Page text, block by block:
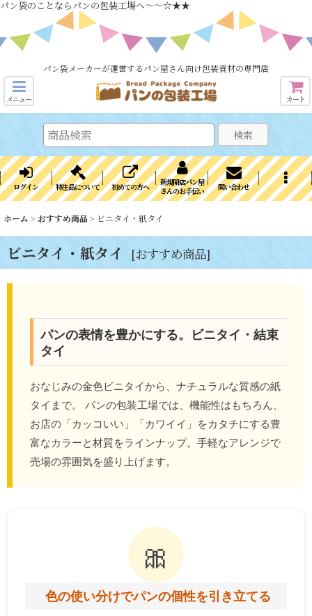
パン袋のことならパンの包装工場へ～～☆★★
パン袋メーカーが運営するパン屋さん向け包装資材の専門店
メニュー カート
検索
ログイン 特注品について 初めての方へ
新規開店パン屋
さんのお手伝い
問い合わせ
ホーム > おすすめ商品 > ビニタイ・紙タイ
ビニタイ・紙タイ [おすすめ商品]
パンの表情を豊かにする。ビニタイ・結束
タイ
おなじみの金色ビニタイから、ナチュラルな質感の紙
タイまで。 パンの包装工場では、機能性はもちろん、
お店の「カッコいい」「カワイイ」をカタチにする豊
富なカラーと材質をラインナップ。手軽なアレンジで
売場の雰囲気を盛り上げます。
🎀
色の使い分けでパンの個性を引き立てる